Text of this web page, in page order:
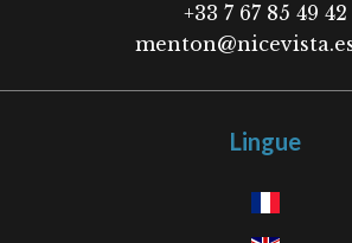
+33 7 67 85 49 42
Lingue